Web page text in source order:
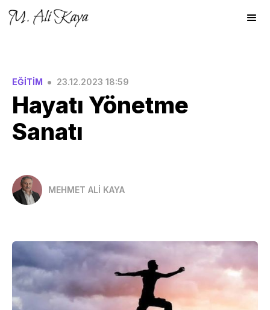
EĞİTİM • 23.12.2023 18:59
Hayatı Yönetme
Sanatı
MEHMET ALİ KAYA